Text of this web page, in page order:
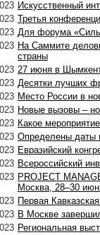
Искусственный
Третья
Для форума
На Саммите
страны
27 июня в
Десятки лучших
Место России в
Новые вызовы –
Какое
Определены даты
Евразийский
Всероссийский
PROJECT
Москва, 28–30
Первая
В Москве
Региональная